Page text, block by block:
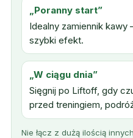
„Poranny start”
Idealny zamiennik
szybki efekt.
„W ciągu dnia”
Sięgnij po Liftoff, gdy
przed treningiem,
Nie łącz z dużą ilością